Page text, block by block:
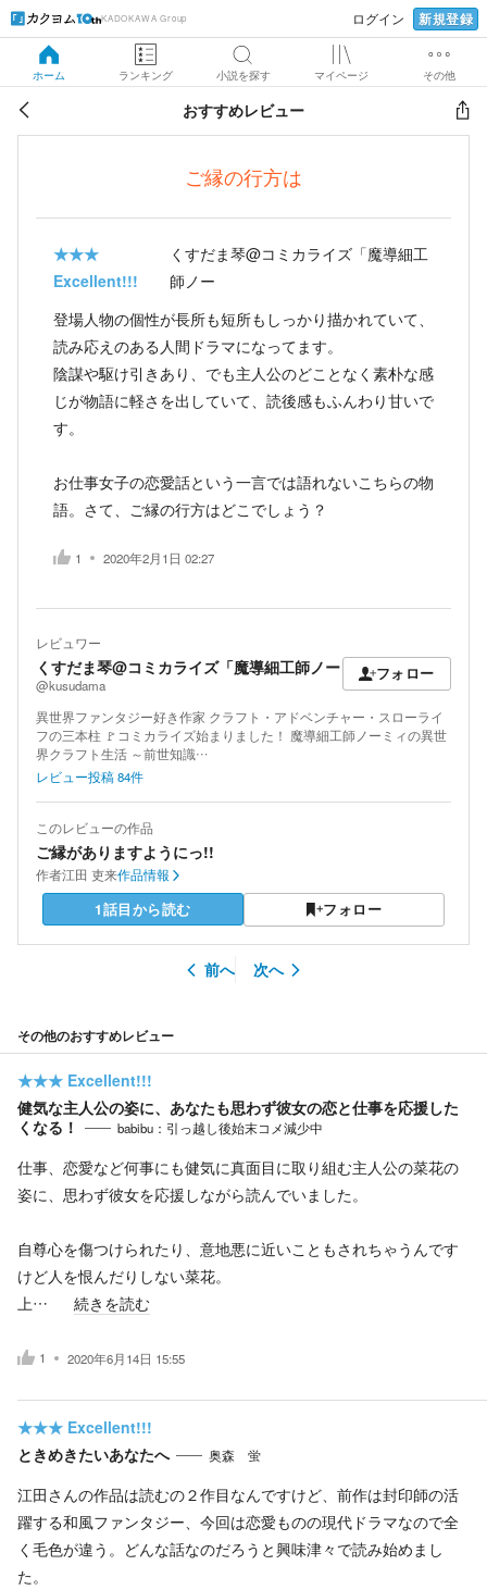
KADOKAWA Group ログイン 新規登録
ホーム ランキング 小説を探す マイページ その他
おすすめレビュー
ご縁の行方は
★★★
Excellent!!!
くすだま琴@コミカライズ「魔導細工
師ノー
登場人物の個性が長所も短所もしっかり描かれていて、
読み応えのある人間ドラマになってます。
陰謀や駆け引きあり、でも主人公のどことなく素朴な感
じが物語に軽さを出していて、読後感もふんわり甘いで
す。
お仕事女子の恋愛話という一言では語れないこちらの物
語。さて、ご縁の行方はどこでしょう？
1 2020年2月1日 02:27
レビュワー
くすだま琴@コミカライズ「魔導細工師ノー
@kusudama
フォロー
異世界ファンタジー好き作家 クラフト・アドベンチャー・スローライ
フの三本柱 🚩コミカライズ始まりました！ 魔導細工師ノーミィの異世
界クラフト生活 ～前世知識…
レビュー投稿84件
このレビューの作品
ご縁がありますようにっ!!
作者江田 吏来作品情報
1話目から読む フォロー
前へ 次へ
その他のおすすめレビュー
★★★ Excellent!!!
健気な主人公の姿に、あなたも思わず彼女の恋と仕事を応援した
くなる！
babibu：引っ越し後始末コメ減少中
仕事、恋愛など何事にも健気に真面目に取り組む主人公の菜花の
姿に、思わず彼女を応援しながら読んでいました。
自尊心を傷つけられたり、意地悪に近いこともされちゃうんです
けど人を恨んだりしない菜花。
上…
続きを読む
1 2020年6月14日 15:55
★★★ Excellent!!!
ときめきたいあなたへ
奥森 蛍
江田さんの作品は読むの２作目なんですけど、前作は封印師の活
躍する和風ファンタジー、今回は恋愛ものの現代ドラマなので全
く毛色が違う。どんな話なのだろうと興味津々で読み始めまし
た。